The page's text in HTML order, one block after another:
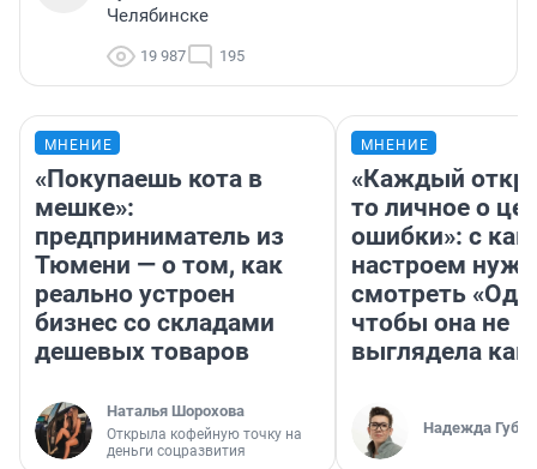
Челябинске
19 987 195
МНЕНИЕ
«Покупаешь кота в
мешке»:
предприниматель из
Тюмени — о том, как
реально устроен
бизнес со складами
дешевых товаров
Наталья Шорохова
Открыла кофейную точку на
деньги соцразвития
МНЕНИЕ
«Каждый
то личное о
ошибки»: с
настроем
смотреть
чтобы она не
выглядела как
Надежда